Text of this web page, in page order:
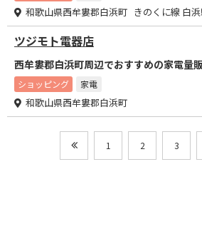
和歌山県西牟婁郡白浜町 きのくに線 白浜
ツジモト電器店
西牟婁郡白浜町周辺でおすすめの家電量
ショッピング 家電
和歌山県西牟婁郡白浜町
1 2 3